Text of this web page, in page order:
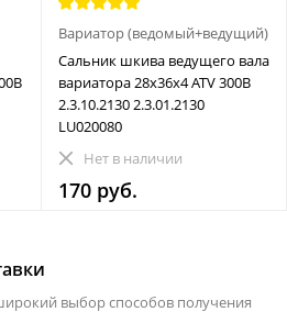
Вариатор (ведомый+ведущий)
Сальник шкива ведущего вала
вариатора 28x36x4 ATV 300B
2.3.10.2130 2.3.01.2130
LU020080
Нет в наличии
170 руб.
выбор способов получения